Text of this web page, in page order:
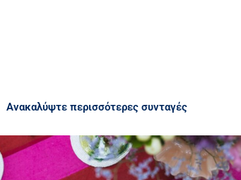
Ανακαλύψτε περισσότερες συνταγές